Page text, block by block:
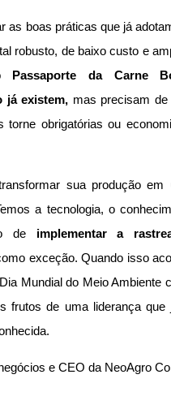
as boas práticas que já
robusto, de baixo custo e
Passaporte da Carne
já existem, mas precisam
obrigatórias ou
sua produção em
a tecnologia, o
de implementar a
exceção. Quando isso
Mundial do Meio Ambiente
frutos de uma liderança que
e CEO da NeoAgro